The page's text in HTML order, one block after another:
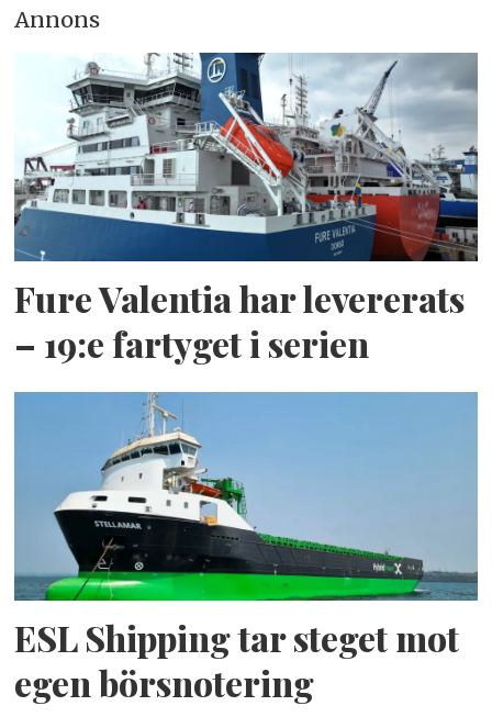
Annons
Fure Valentia har levererats
– 19:e fartyget i serien
ESL Shipping tar steget mot
egen börsnotering